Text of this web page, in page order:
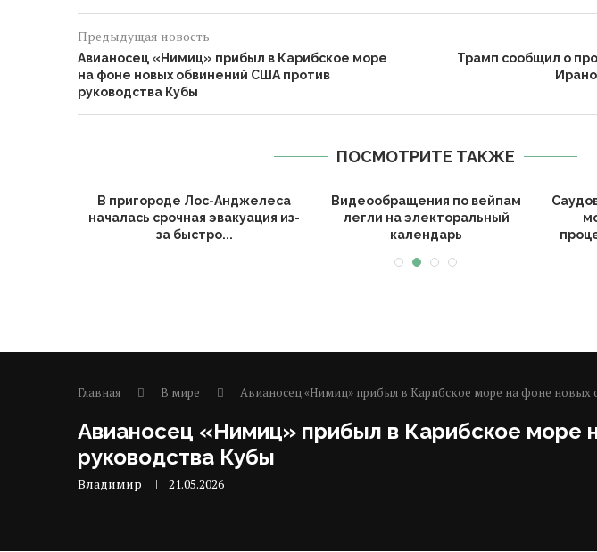
Предыдущая новость
Авианосец «Нимиц» прибыл в Карибское море
на фоне новых обвинений США против
руководства Кубы
Трамп сообщил о
ПОСМОТРИТЕ ТАКЖЕ
В пригороде Лос-Анджелеса
началась срочная эвакуация из-
за быстро...
Видеообращения по вейпам
легли на электоральный
календарь
Главная В мире Авианосец «Нимиц» прибыл в Карибское море на фоне
Авианосец «Нимиц» прибыл в Карибское море
руководства Кубы
Владимир 21.05.2026